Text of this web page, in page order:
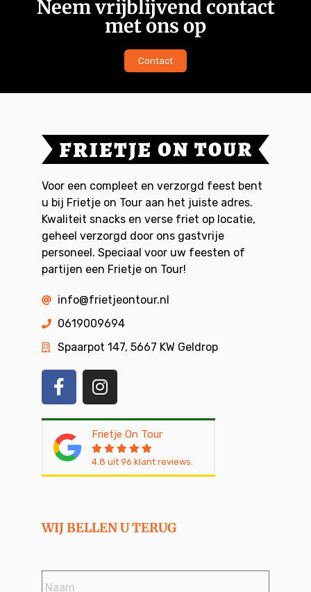
Neem vrijblijvend contact
met ons op
Contact
Voor een compleet en verzorgd feest bent
u bij Frietje on Tour aan het juiste adres.
Kwaliteit snacks en verse friet op locatie,
geheel verzorgd door ons gastvrije
personeel. Speciaal voor uw feesten of
partijen een Frietje on Tour!
info@frietjeontour.nl
0619009694
Spaarpot 147, 5667 KW Geldrop
Frietje On Tour
4.8 uit 96 klant reviews.
WIJ BELLEN U TERUG
Naam *